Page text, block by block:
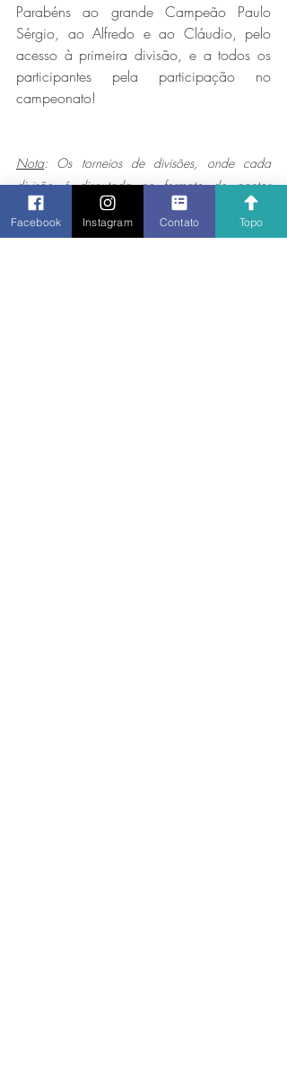
Parabéns ao grande Campeão Paulo
Sérgio, ao Alfredo e ao Cláudio, pelo
acesso à primeira divisão, e a todos os
participantes pela participação no
campeonato!
Nota: Os torneios de divisões, onde cada
divisão é disputada no formato de pontos
corridos (ou o mais próximo disso) e dos quais
apenas os filiados ao Liberdade participam, são
Facebook Instagram Contato Topo